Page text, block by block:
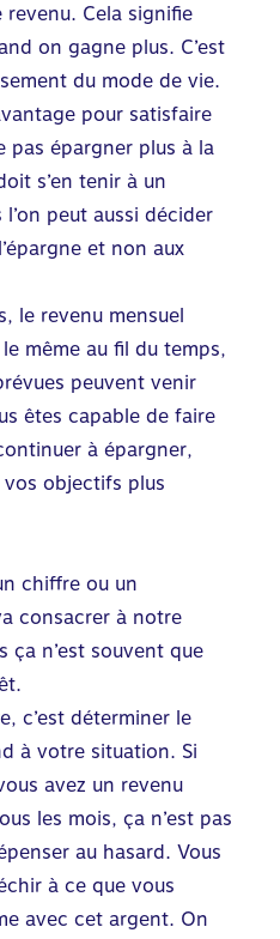
Cela signifie
on gagne plus. C’est
du mode de vie.
pour satisfaire
pas épargner plus à la
s’en tenir à un
peut aussi décider
et non aux
le revenu mensuel
même au fil du temps,
peuvent venir
êtes capable de faire
à épargner,
objectifs plus
chiffre ou un
consacrer à notre
ça n’est souvent que
c’est déterminer le
à votre situation. Si
avez un revenu
les mois, ça n’est pas
au hasard. Vous
à ce que vous
avec cet argent. On